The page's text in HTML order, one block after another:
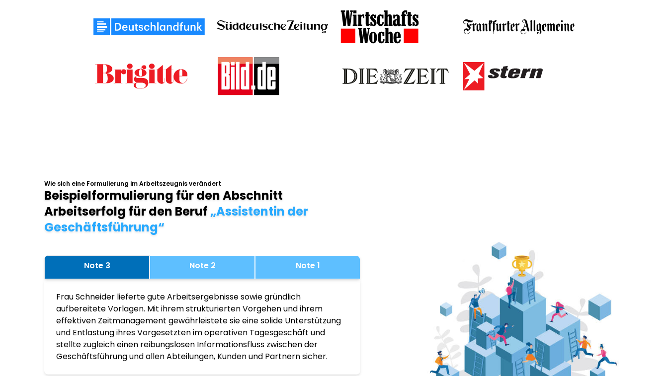
Wie sich eine Formulierung im Arbeitszeugnis verändert
Beispielformulierung für den Abschnitt
Arbeitserfolg für den Beruf „Assistentin der
Geschäftsführung“
Note 3 Note 2 Note 1
Frau Schneider lieferte gute Arbeitsergebnisse sowie gründlich
aufbereitete Vorlagen. Mit ihrem strukturierten Vorgehen und ihrem
effektiven Zeitmanagement gewährleistete sie eine solide Unterstützung
und Entlastung ihres Vorgesetzten im operativen Tagesgeschäft und
stellte zugleich einen reibungslosen Informationsfluss zwischen der
Geschäftsführung und allen Abteilungen, Kunden und Partnern sicher.